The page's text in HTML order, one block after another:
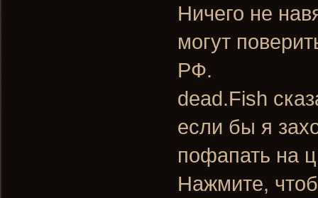
Ничего не
могут
РФ.
dead.Fish
если бы я
пофапать на
Нажмите,